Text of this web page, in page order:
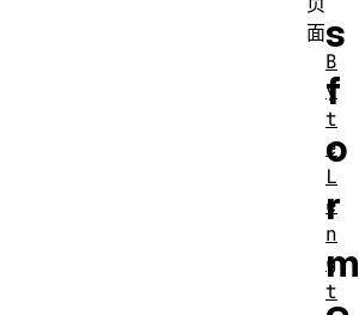
s
f
o
r
m
面
B
y
t
e
L
e
n
g
t